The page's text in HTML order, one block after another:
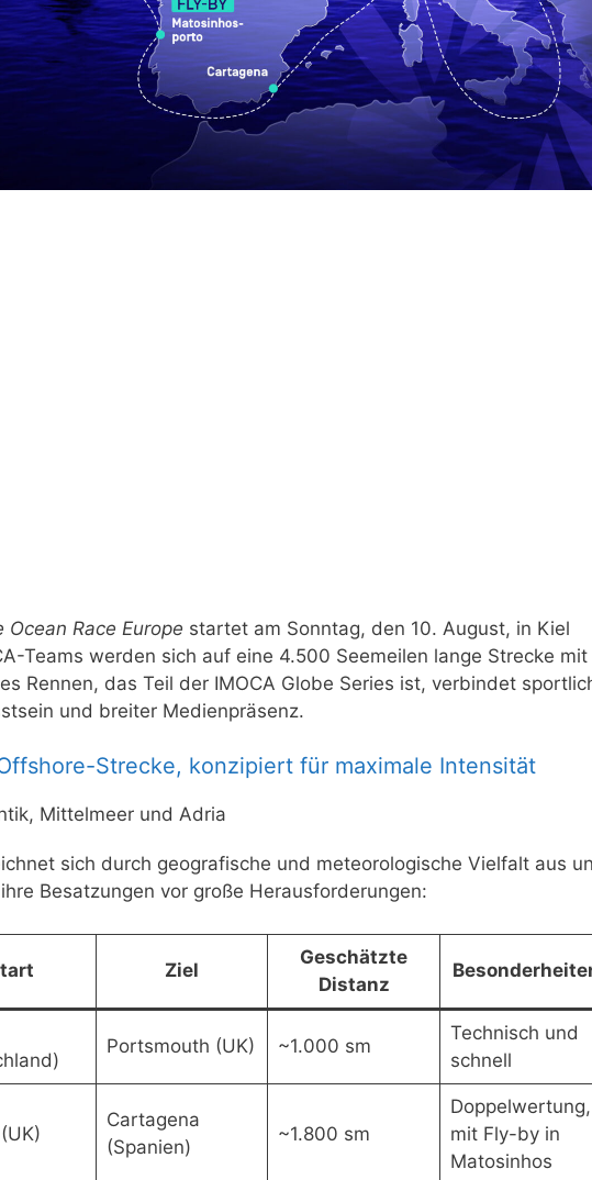
Ocean Race Europe startet am Sonntag, den 10. August, in Kiel
Teams werden sich auf eine 4.500 Seemeilen lange Strecke mit
Rennen, das Teil der IMOCA Globe Series ist, verbindet
und breiter Medienpräsenz.
Strecke, konzipiert für maximale Intensität
Mittelmeer und Adria
sich durch geografische und meteorologische Vielfalt aus
Besatzungen vor große Herausforderungen:
Ziel
Geschätzte
Distanz
Portsmouth (UK) ~1.000 sm
Technisch und
schnell
Cartagena
(Spanien)
~1.800 sm
Doppelwertung,
mit Fly-by in
Matosinhos